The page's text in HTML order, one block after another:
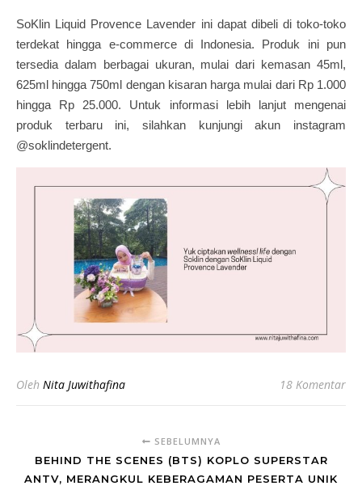
SoKlin Liquid Provence Lavender ini dapat dibeli di toko-toko
terdekat hingga e-commerce di Indonesia. Produk ini pun
tersedia dalam berbagai ukuran, mulai dari kemasan 45ml,
625ml hingga 750ml dengan kisaran harga mulai dari Rp 1.000
hingga Rp 25.000. Untuk informasi lebih lanjut mengenai
produk terbaru ini, silahkan kunjungi akun instagram
@soklindetergent.
Oleh Nita Juwithafina 18 Komentar
SEBELUMNYA
BEHIND THE SCENES (BTS) KOPLO SUPERSTAR
ANTV, MERANGKUL KEBERAGAMAN PESERTA UNIK